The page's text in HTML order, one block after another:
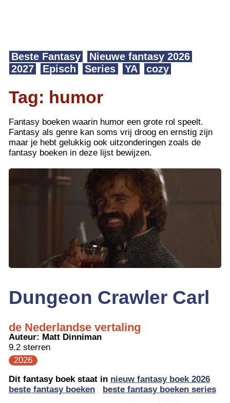
Beste Fantasy
Nieuwe fantasy 2026
2027
Episch Series YA cozy
humor
Fantasy boeken waarin humor een grote rol speelt.
Fantasy als genre kan soms vrij droog en ernstig zijn
maar je hebt gelukkig ook uitzonderingen zoals de
fantasy boeken in deze lijst bewijzen.
Dungeon Crawler Carl
de Nederlandse vertaling
Auteur: Matt Dinniman
9.2 sterren
2026
Dit fantasy boek staat in nieuw fantasy boek 2026
beste fantasy boeken
beste fantasy boeken series